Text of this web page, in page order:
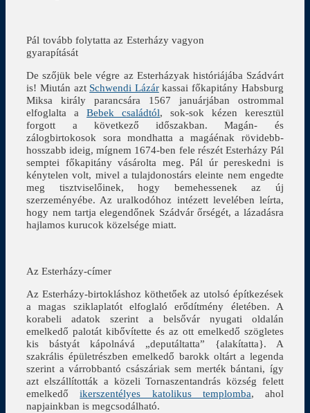
Pál tovább folytatta az Esterházy vagyon
gyarapítását
De szőjük bele végre az Esterházyak históriájába Szádvárt
is! Miután azt Schwendi Lázárkassai főkapitány Habsburg
Miksa király parancsára 1567 januárjában ostrommal
elfoglalta aBebek családtól, sok-sok kézen keresztül
forgott a következő időszakban. Magán- és
zálogbirtokosok sora mondhatta a magáénak rövidebb-
hosszabb ideig, mígnem 1674-ben fele részét Esterházy Pál
semptei főkapitány vásárolta meg. Pál úr pereskedni is
kénytelen volt, mivel a tulajdonostárs eleinte nem engedte
meg tisztviselőinek, hogy bemehessenek az új
szerzeményébe. Az uralkodóhoz intézett levelében leírta,
hogy nem tartja elegendőnek Szádvár őrségét, a lázadásra
hajlamos kurucok közelsége miatt.
Az Esterházy-címer
Az Esterházy-birtokláshoz köthetőek az utolsó építkezések
a magas sziklaplatót elfoglaló erődítmény életében. A
korabeli adatok szerint a belsővár nyugati oldalán
emelkedő palotát kibővítette és az ott emelkedő szögletes
kis bástyát kápolnává „deputáltatta” {alakítatta}. A
szakrális épületrészben emelkedő barokk oltárt a legenda
szerint a várrobbantó császáriak sem merték bántani, így
azt elszállították a közeli Tornaszentandrás község felett
emelkedőikerszentélyes katolikus templomba, ahol
napjainkban is megcsodálható.